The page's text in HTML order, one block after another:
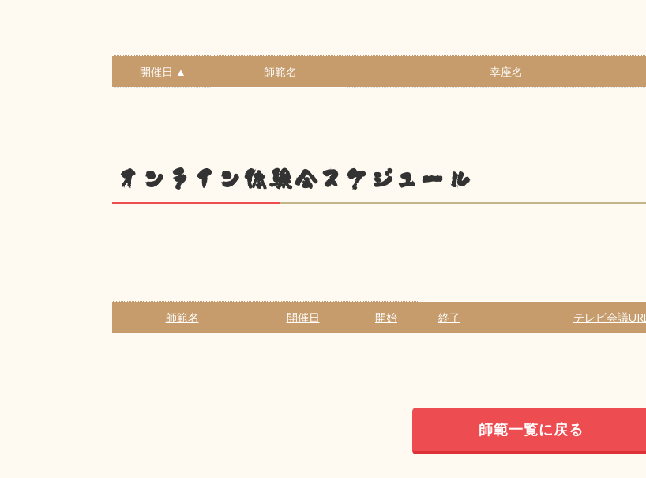
開催日 ▲ 師範名 幸座名
オンライン体験会スケジュール
師範名 開催日 開始 終了 テレビ会議URL
師範一覧に戻る